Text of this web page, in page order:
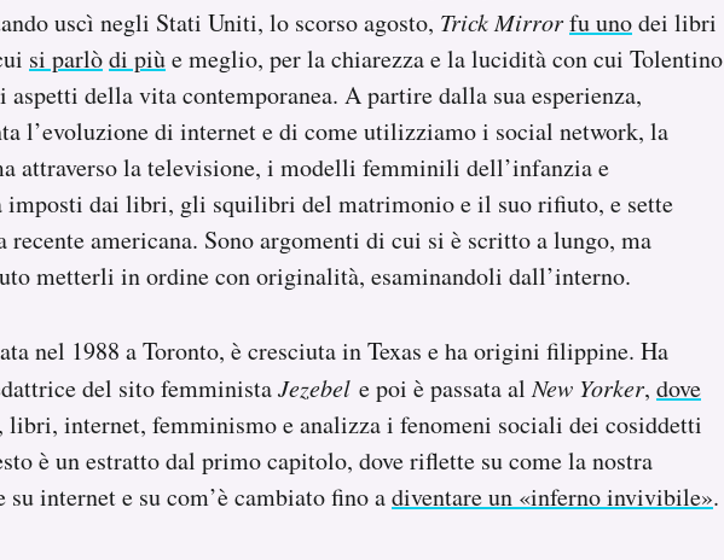
uscì negli Stati Uniti, lo scorso agosto, Trick Mirrorfu unodei libri
si parlòdi piùe meglio, per la chiarezza e la lucidità con cui Tolentino
aspetti della vita contemporanea. A partire dalla sua esperienza,
l’evoluzione di internet e di come utilizziamo i social network, la
attraverso la televisione, i modelli femminili dell’infanzia e
imposti dai libri, gli squilibri del matrimonio e il suo rifiuto, e sette
americana. Sono argomenti di cui si è scritto a lungo, ma
metterli in ordine con originalità, esaminandoli dall’interno.
nel 1988 a Toronto, è cresciuta in Texas e ha origini filippine. Ha
del sito femministaJezebel e poi è passata alNew Yorker, dove
libri, internet, femminismo e analizza i fenomeni sociali dei cosiddetti
è un estratto dal primo capitolo, dove riflette su come la nostra
internet e su com’è cambiato fino adiventare un «inferno invivibile».